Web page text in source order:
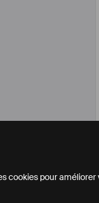
cookies pour